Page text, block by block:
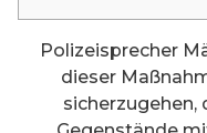
Polizeisprecher
dieser
sicherzugehen,